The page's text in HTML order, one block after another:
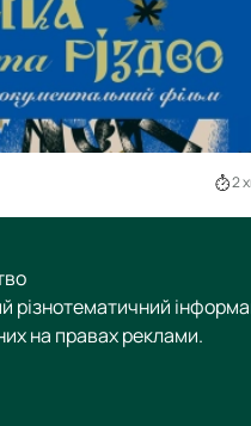
2
на правах реклами.